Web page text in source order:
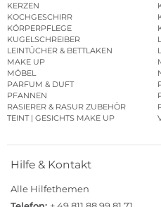
KERZEN
KOCHGESCHIRR
KÖRPERPFLEGE
KUGELSCHREIBER
LEINTÜCHER & BETTLAKEN
MAKE UP
MÖBEL
PARFUM & DUFT
PFANNEN
RASIERER & RASUR ZUBEHÖR
TEINT | GESICHTS MAKE UP
Hilfe & Kontakt
Alle Hilfethemen